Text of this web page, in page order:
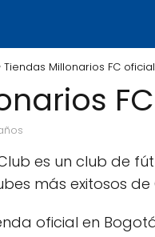
Tiendas Millonarios FC
es un club de
más exitosos
oficial en